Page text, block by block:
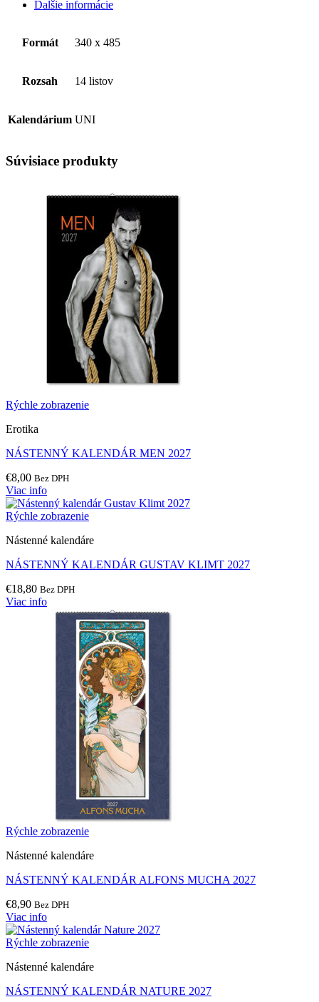
Ďalšie informácie
Formát 340 x 485
Rozsah 14 listov
Kalendárium UNI
Súvisiace produkty
Rýchle zobrazenie
Erotika
NÁSTENNÝ KALENDÁR MEN 2027
€8,00 Bez DPH
Viac info
Rýchle zobrazenie
Nástenné kalendáre
NÁSTENNÝ KALENDÁR GUSTAV KLIMT 2027
€18,80 Bez DPH
Viac info
Rýchle zobrazenie
Nástenné kalendáre
NÁSTENNÝ KALENDÁR ALFONS MUCHA 2027
€8,90 Bez DPH
Viac info
Rýchle zobrazenie
Nástenné kalendáre
NÁSTENNÝ KALENDÁR NATURE 2027